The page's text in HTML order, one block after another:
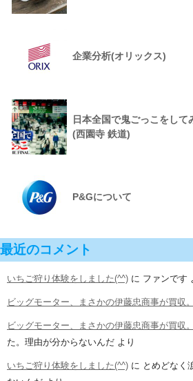
企業分析(オリックス)
日本全国で鬼ごっこをし
(西園寺 鉄道)
P&Gについて
最近のコメント
いちご狩り体験をしました(^^) に ファンです
ビッグモーター、まさかの伊藤忠商事が買収。
ビッグモーター、まさかの伊藤忠商事が買収。
た。理由が分からないんだ より
いちご狩り体験をしました(^^) に とめどなく